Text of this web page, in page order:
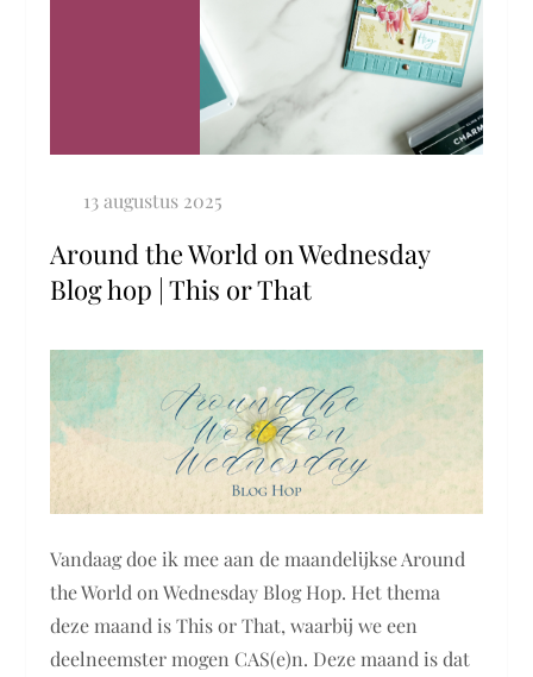
Around the World on Wednesday
Blog hop | This or That
Vandaag doe ik mee aan de maandelijkse Around
the World on Wednesday Blog Hop. Het thema
deze maand is This or That, waarbij we een
deelneemster mogen CAS(e)n. Deze maand is dat